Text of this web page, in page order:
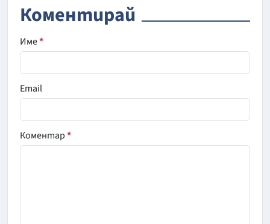
Коментирай
Име*
Email
Коментар*